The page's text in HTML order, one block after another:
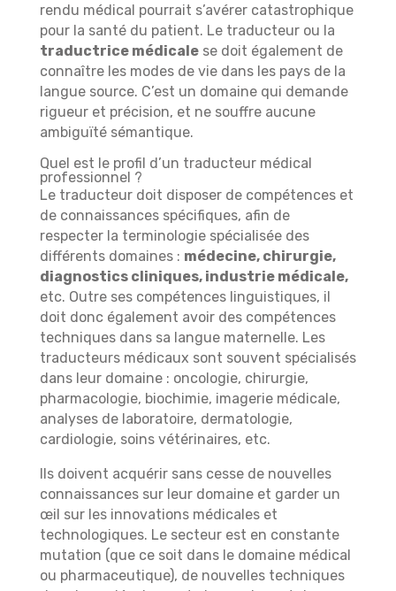
rendu médical pourrait s’avérer catastrophique
pour la santé du patient. Le traducteur ou la
traductrice médicalese doit également de
connaître les modes de vie dans les pays de la
langue source. C’est un domaine qui demande
rigueur et précision, et ne souffre aucune
ambiguïté sémantique.
Quel est le profil d’un traducteur médical
professionnel ?
Le traducteur doit disposer de compétences et
de connaissances spécifiques, afin de
respecter la terminologie spécialisée des
différents domaines : médecine, chirurgie,
diagnostics cliniques, industrie médicale,
etc. Outre ses compétences linguistiques, il
doit donc également avoir des compétences
techniques dans sa langue maternelle. Les
traducteurs médicaux sont souvent spécialisés
dans leur domaine : oncologie, chirurgie,
pharmacologie, biochimie, imagerie médicale,
analyses de laboratoire, dermatologie,
cardiologie, soins vétérinaires, etc.
Ils doivent acquérir sans cesse de nouvelles
connaissances sur leur domaine et garder un
œil sur les innovations médicales et
technologiques. Le secteur est en constante
mutation (que ce soit dans le domaine médical
ou pharmaceutique), de nouvelles techniques